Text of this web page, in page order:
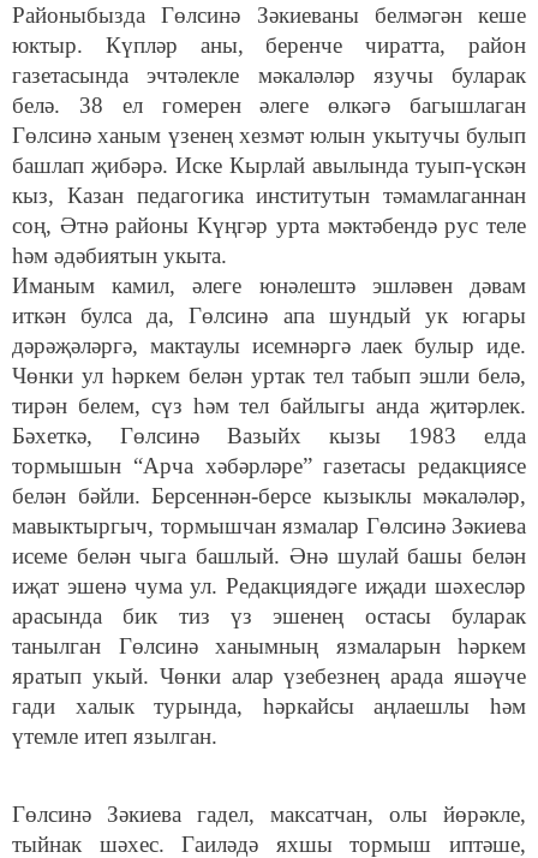
Районыбызда Гөлсинә Зәкиеваны белмәгән кеше
юктыр. Күпләр аны, беренче чиратта, район
газетасында эчтәлекле мәкаләләр язучы буларак
белә. 38 ел гомерен әлеге өлкәгә багышлаган
Гөлсинә ханым үзенең хезмәт юлын укытучы булып
башлап җибәрә. Иске Кырлай авылында туып-үскән
кыз, Казан педагогика институтын тәмамлаганнан
соң, Әтнә районы Күңгәр урта мәктәбендә рус теле
һәм әдәбиятын укыта.
Иманым камил, әлеге юнәлештә эшләвен дәвам
иткән булса да, Гөлсинә апа шундый ук югары
дәрәҗәләргә, мактаулы исемнәргә лаек булыр иде.
Чөнки ул һәркем белән уртак тел табып эшли белә,
тирән белем, сүз һәм тел байлыгы анда җитәрлек.
Бәхеткә, Гөлсинә Вазыйх кызы 1983 елда
тормышын “Арча хәбәрләре” газетасы редакциясе
белән бәйли. Берсеннән-берсе кызыклы мәкаләләр,
мавыктыргыч, тормышчан язмалар Гөлсинә Зәкиева
исеме белән чыга башлый. Әнә шулай башы белән
иҗат эшенә чума ул. Редакциядәге иҗади шәхесләр
арасында бик тиз үз эшенең остасы буларак
танылган Гөлсинә ханымның язмаларын һәркем
яратып укый. Чөнки алар үзебезнең арада яшәүче
гади халык турында, һәркайсы аңлаешлы һәм
үтемле итеп язылган.
Гөлсинә Зәкиева гадел, максатчан, олы йөрәкле,
тыйнак шәхес. Гаиләдә яхшы тормыш иптәше,